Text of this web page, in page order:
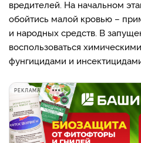
вредителей. На начальном
обойтись малой кровью –
и народных средств. В
воспользоваться
фунгицидами и
РЕКЛАМА